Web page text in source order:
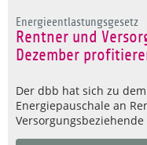
Energieentlastungsgesetz
Rentner und
Dezember
Der dbb hat sich zu
Energiepauschale an